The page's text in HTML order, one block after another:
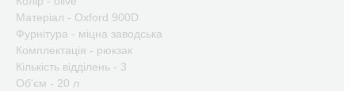
Матеріал - Oxford 900D
Фурнітура - міцна заводська
Комплектація - рюкзак
Кількість відділень - 3
Об'єм - 20 л